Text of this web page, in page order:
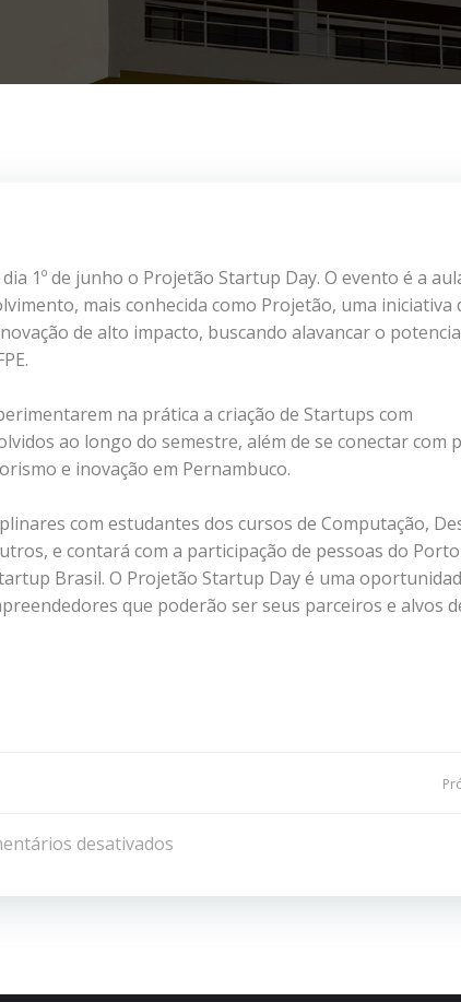
1º de junho o Projetão Startup Day. O evento é a
mais conhecida como Projetão, uma iniciativa
de alto impacto, buscando alavancar o
na prática a criação de Startups com
ao longo do semestre, além de se conectar com
e inovação em Pernambuco.
com estudantes dos cursos de Computação,
e contará com a participação de pessoas do
Brasil. O Projetão Startup Day é uma
que poderão ser seus parceiros e alvos
de
Post
desativados